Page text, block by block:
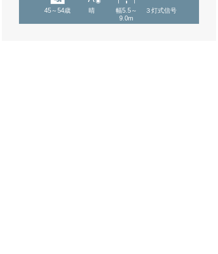
45～54歳 晴
幅5.5～
9.0m
３灯式信号